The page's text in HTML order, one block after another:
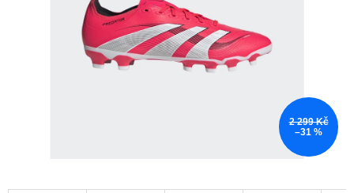
2 299 Kč
–31 %